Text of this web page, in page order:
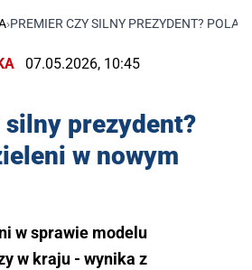
›PREMIER CZY SILNY PREZYDENT?
07.05.2026, 10:45
prezydent?
w nowym
w sprawie modelu
w kraju - wynika z